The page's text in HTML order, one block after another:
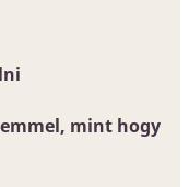
mint hogy